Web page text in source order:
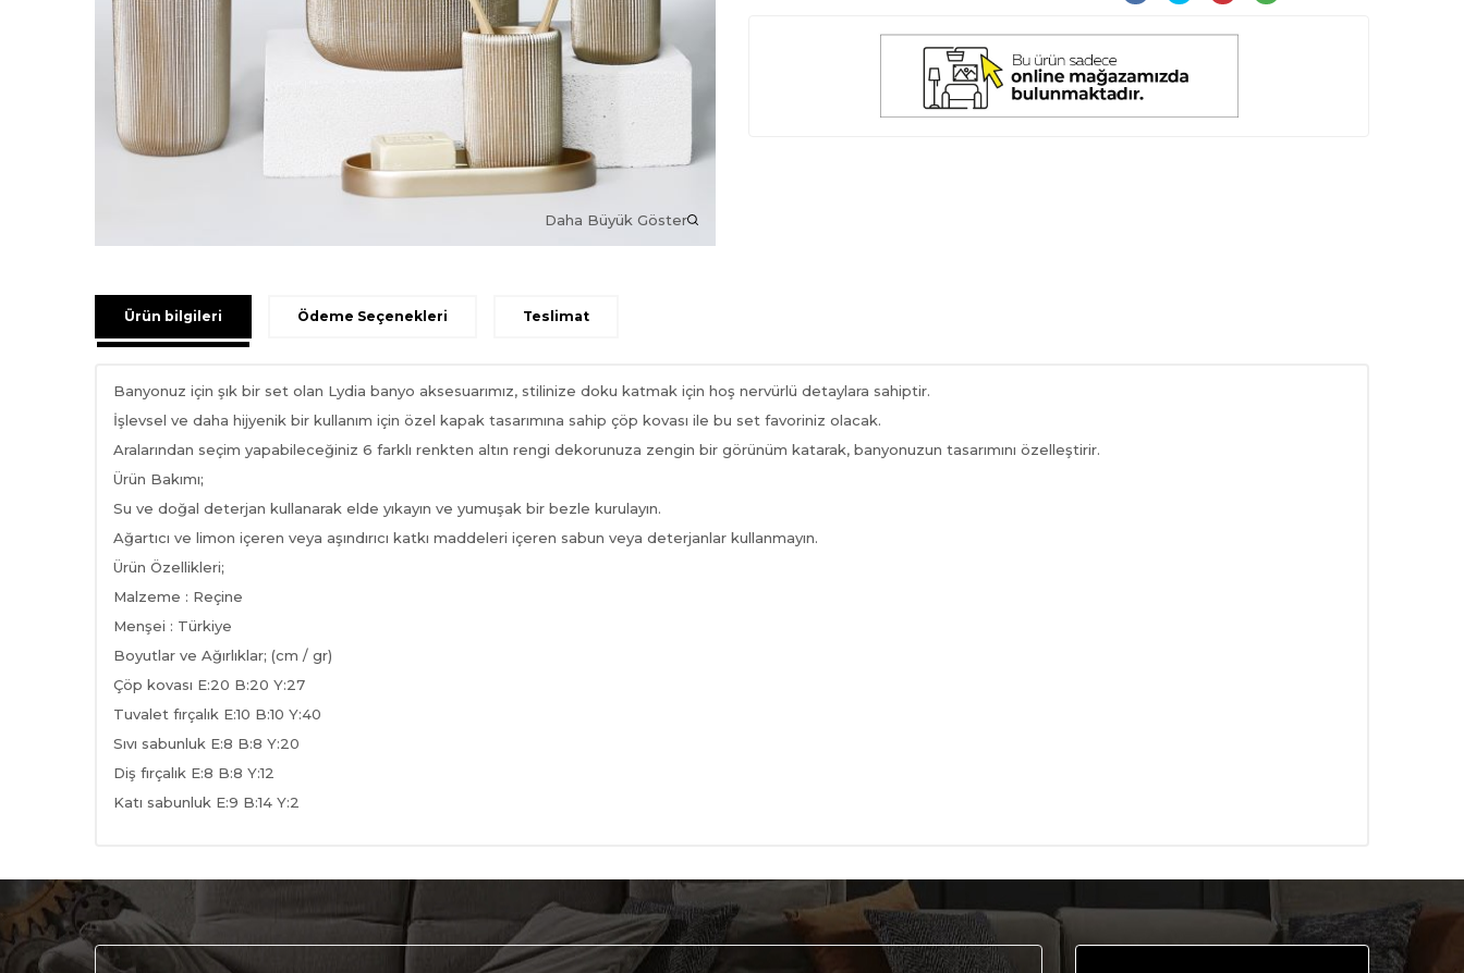
Daha Büyük Göster
Ürün bilgileri Ödeme Seçenekleri Teslimat
Banyonuz için şık bir set olan Lydia banyo aksesuarımız, stilinize doku katmak için hoş nervürlü detaylara sahiptir.
İşlevsel ve daha hijyenik bir kullanım için özel kapak tasarımına sahip çöp kovası ile bu set favoriniz olacak.
Aralarından seçim yapabileceğiniz 6 farklı renkten altın rengi dekorunuza zengin bir görünüm katarak, banyonuzun tasarımını özelleştirir.
Ürün Bakımı;
Su ve doğal deterjan kullanarak elde yıkayın ve yumuşak bir bezle kurulayın.
Ağartıcı ve limon içeren veya aşındırıcı katkı maddeleri içeren sabun veya deterjanlar kullanmayın.
Ürün Özellikleri;
Malzeme : Reçine
Menşei : Türkiye
Boyutlar ve Ağırlıklar; (cm / gr)
Çöp kovası E:20 B:20 Y:27
Tuvalet fırçalık E:10 B:10 Y:40
Sıvı sabunluk E:8 B:8 Y:20
Diş fırçalık E:8 B:8 Y:12
Katı sabunluk E:9 B:14 Y:2